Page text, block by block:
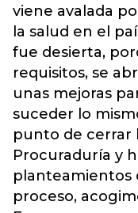
viene avalada
la salud en el
fue desierta,
requisitos, se
unas mejoras
suceder lo
punto de cerrar
Procuraduría y
planteamientos
proceso,